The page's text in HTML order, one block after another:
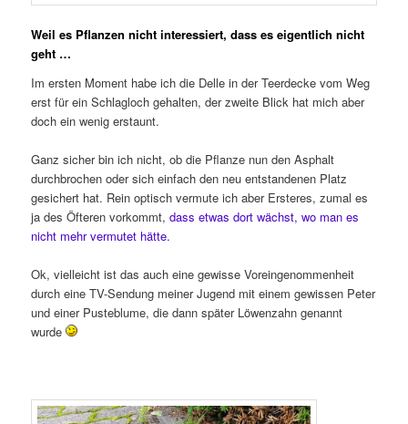
Weil es Pflanzen nicht interessiert, dass es eigentlich nicht
geht …
Im ersten Moment habe ich die Delle in der Teerdecke vom Weg
erst für ein Schlagloch gehalten, der zweite Blick hat mich aber
doch ein wenig erstaunt.
Ganz sicher bin ich nicht, ob die Pflanze nun den Asphalt
durchbrochen oder sich einfach den neu entstandenen Platz
gesichert hat. Rein optisch vermute ich aber Ersteres, zumal es
ja des Öfteren vorkommt,dass etwas dort wächst, wo man es
nicht mehr vermutet hätte.
Ok, vielleicht ist das auch eine gewisse Voreingenommenheit
durch eine TV-Sendung meiner Jugend mit einem gewissen Peter
und einer Pusteblume, die dann später Löwenzahn genannt
wurde